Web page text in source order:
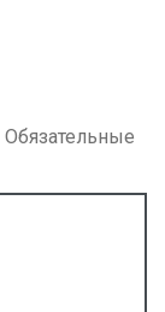
Обязательные